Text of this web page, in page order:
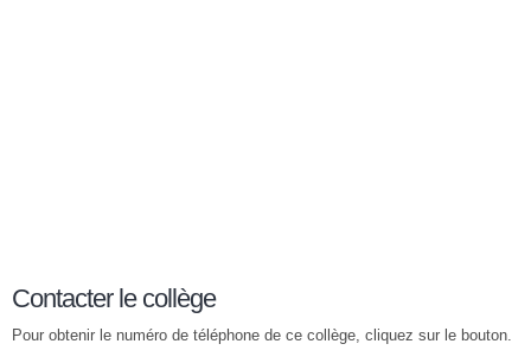
Contacter le collège
Pour obtenir le numéro de téléphone de ce collège, cliquez sur le bouton.